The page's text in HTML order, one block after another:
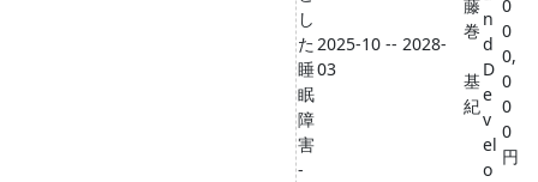
し
た
睡
眠
障
害
-
2025-10 -- 2028-
03
藤
巻
基
紀
n
d
D
e
v
el
o
0
0
0,
0
0
0
円